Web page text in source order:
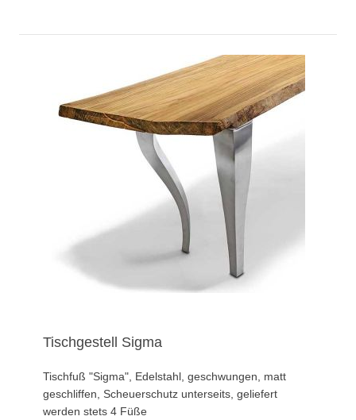
Tischgestell Sigma
Tischfuß "Sigma", Edelstahl, geschwungen, matt
geschliffen, Scheuerschutz unterseits, geliefert
werden stets 4 Füße